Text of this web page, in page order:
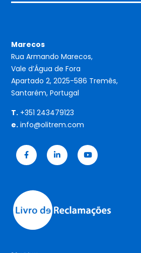
Marecos
Rua Armando Marecos,
Vale d’Água de Fora
Apartado 2, 2025-586 Tremês,
Santarém, Portugal
T. +351 243479123
e. info@olitrem.com